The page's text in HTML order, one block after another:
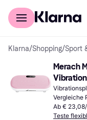
Für Shopper
Klarna/Shopping/Sport
Merach
Vergleiche
Ab €
Teste